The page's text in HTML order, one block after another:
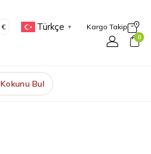
€ Türkçe ▼ Kargo Takip
0
Kokunu Bul